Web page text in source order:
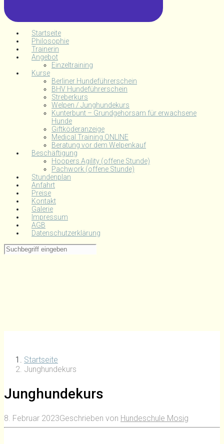
Startseite
Philosophie
Trainerin
Angebot
Einzeltraining
Kurse
Berliner Hundeführerschein
BHV Hundeführerschein
Streberkurs
Welpen / Junghundekurs
Kunterbunt – Grundgehorsam für erwachsene
Hunde
Giftköderanzeige
Medical Training ONLINE
Beratung vor dem Welpenkauf
Beschäftigung
Hoopers Agility (offene Stunde)
Pachwork (offene Stunde)
Stundenplan
Anfahrt
Preise
Kontakt
Galerie
Impressum
AGB
Datenschutzerklärung
Startseite
Junghundekurs
Junghundekurs
8. Februar 2023Geschrieben von Hundeschule Mosig